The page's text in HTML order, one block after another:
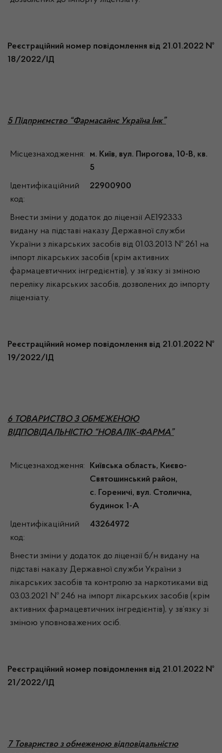
Реєстраційний номер повідомлення від 21.01.2022 №
18/2022/ІД
5 Підприємство “Фармасайнс Україна Інк”
Місцезнаходження:
м. Київ, вул. Пирогова, 10-В, кв.
5
Ідентифікаційний
код:
22900900
Внести зміни у додаток до ліцензії АЕ192333
видану на підставі наказу Державної служби
України з лікарських засобів від 01.03.2013 № 261 на
імпорт лікарських засобів (крім активних
фармацевтичних інгредієнтів), у зв’язку зі зміною
переліку лікарських засобів, дозволених до імпорту
ліцензіату.
Реєстраційний номер повідомлення від 21.01.2022 №
19/2022/ІД
6 ТОВАРИСТВО З ОБМЕЖЕНОЮ
ВІДПОВІДАЛЬНІСТЮ “НОВАЛІК-ФАРМА”
Місцезнаходження:
Київська область, Києво-
Святошинський район,
с. Гореничі, вул. Столична,
будинок 1-А
Ідентифікаційний
код:
43264972
Внести зміни у додаток до ліцензії б/н видану на
підставі наказу Державної служби України з
лікарських засобів та контролю за наркотиками від
03.03.2021 № 246 на імпорт лікарських засобів (крім
активних фармацевтичних інгредієнтів), у зв’язку зі
зміною уповноважених осіб.
Реєстраційний номер повідомлення від 21.01.2022 №
21/2022/ІД
7 Товариство з обмеженою відповідальністю